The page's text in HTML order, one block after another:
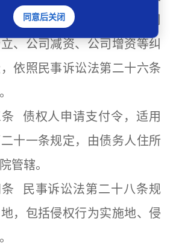
东知情权、公司决议、公司
、公司减资、公司增资等纠
依照民事诉讼法第二十六条
债权人申请支付令，适用
十一条规定，由债务人住所
管辖。
民事诉讼法第二十八条规
，包括侵权行为实施地、侵
同意后关闭